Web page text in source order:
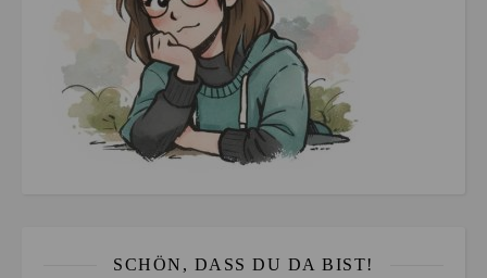
SCHÖN, DASS DU DA BIST!